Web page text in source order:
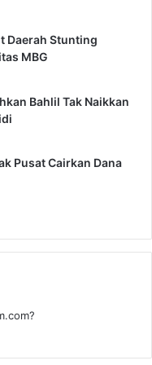
Daerah Stunting
MBG
Bahlil Tak Naikkan
Pusat Cairkan Dana